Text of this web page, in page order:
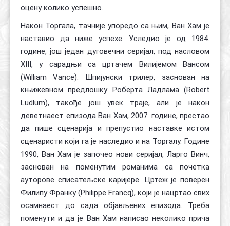
оцену колико успешно.
Након Торгала, тачније упоредо са њим, Ван Хам је
наставио да ниже успехе. Уследио је од 1984.
године, још један дуговечни серијал, под насловом
XIII, у сарадњи са цртачем Вилијемом Вансом
(William Vance). Шпијунски трилер, заснован на
књижевном предлошку Роберта Ладлама (Robert
Ludlum), такође још увек траје, али је након
деветнаест епизода Ван Хам, 2007. године, престао
да пише сценарија и препустио наставке истом
сценаристи који га је наследио и на Торгалу. Године
1990, Ван Хам је започео нови серијал, Ларго Винч,
заснован на поменутим романима са почетка
ауторове списатељске каријере. Цртеж је поверен
Филипу Франку (Philippe Francq), који је нацртао свих
осамнаест до сада објављених епизода. Треба
поменути и да је Ван Хам написао неколико прича